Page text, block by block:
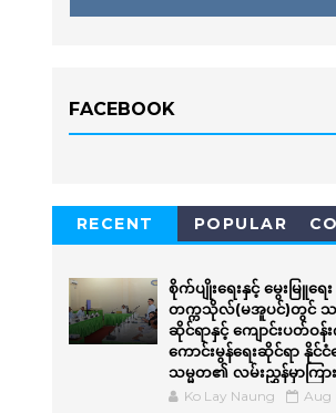
FACEBOOK
RECENT POPULAR
စိုက်ပျိုးရေးနှင့် မွေးမြူရေး
တက္ကသိုလ်(မအူပင်)တွင် သင်
ဆိုင်ရာနှင့် ကျောင်းပတ်ဝန်
ကောင်းမွန်ရေးဆိုင်ရာ နိုင်
သမ္မတ၏ လမ်းညွှန်မှာကြား
Ko Lay Naung Aug